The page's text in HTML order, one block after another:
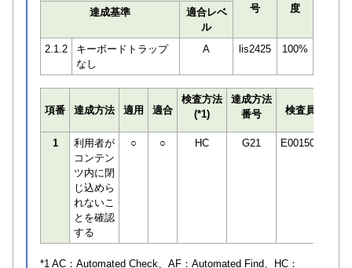
号
度
達成基準
適合レベ
ル
2.1.2
キーボードトラップ
なし
A lis2425 100%
項番 達成方法 適用 適合
検査方法
(*1)
達成方法
番号
検査員
1
利用者が
コンテン
ツ内に閉
じ込めら
れないこ
とを確認
する
○ ○ HC G21 E001506
*1 AC： Automated Check、AF： Automated Find、HC：